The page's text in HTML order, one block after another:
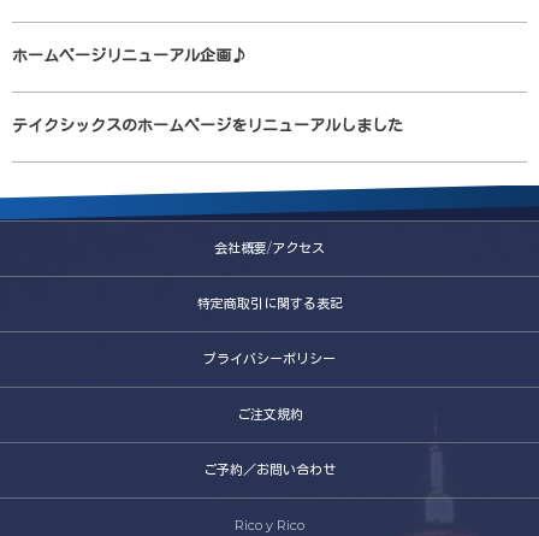
ホームページリニューアル企画♪
テイクシックスのホームページをリニューアルしました
会社概要/アクセス
特定商取引に関する表記
プライバシーポリシー
ご注文規約
ご予約／お問い合わせ
Rico y Rico